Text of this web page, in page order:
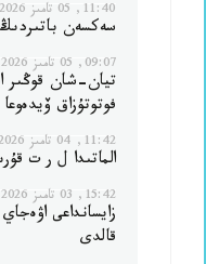
11:40, 05 تامىز 2026
سەكسەن
09:07, 05 تامىز 2026
تيان-شان قوڭىر
فوتوتۇزاق
11:42, 04 تامىز 2026
الماتىدا ل ر ت
15:42, 03 تامىز 2026
زايسانداعى
قالدى